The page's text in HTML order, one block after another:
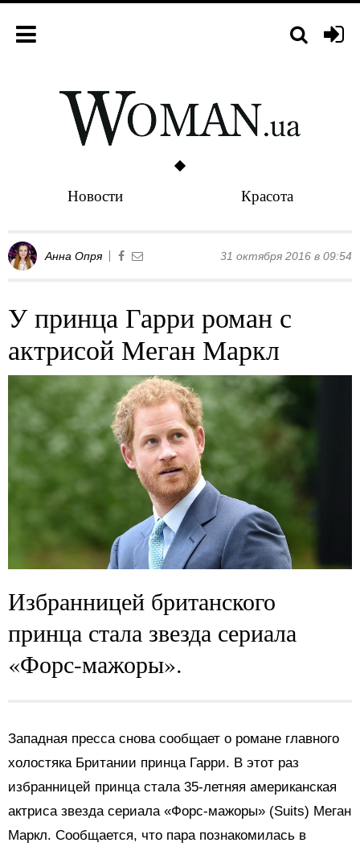
Новости Красота
Анна Опря 31 октября 2016 в 09:54
У принца Гарри роман с
актрисой Меган Маркл
Избранницей британского
принца стала звезда сериала
«Форс-мажоры».
Западная пресса снова сообщает о романе главного
холостяка Британии принца Гарри. В этот раз
избранницей принца стала 35-летняя американская
актриса звезда сериала «Форс-мажоры» (Suits) Меган
Маркл. Сообщается, что пара познакомилась в